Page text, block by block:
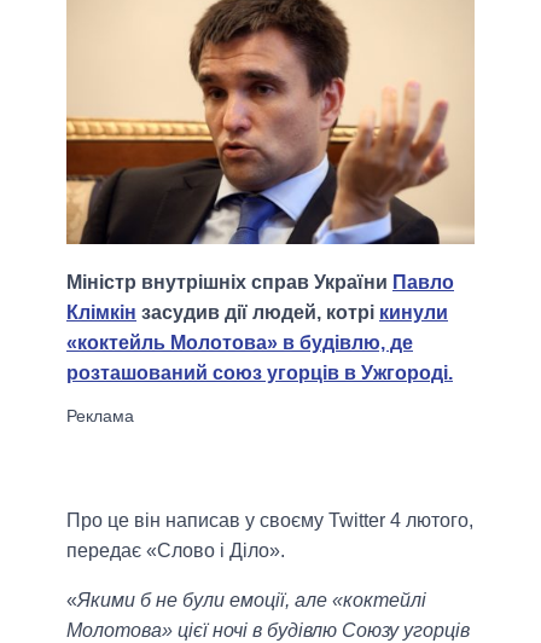
Міністр внутрішніх справ України Павло
Клімкін засудив дії людей, котрі кинули
«коктейль Молотова» в будівлю, де
розташований союз угорців в Ужгороді.
Про це він написав у своєму Twitter 4 лютого,
передає «Слово і Діло».
«Якими б не були емоції, але «коктейлі
Молотова» цієї ночі в будівлю Союзу угорців